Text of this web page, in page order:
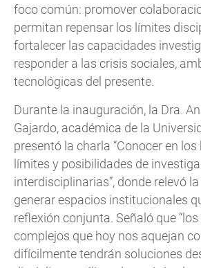
foco común: promover
permitan repensar los límites
fortalecer las capacidades
responder a las crisis sociales,
tecnológicas del presente.
Durante la inauguración, la Dra.
Gajardo, académica de la
presentó la charla “Conocer en
límites y posibilidades de
interdisciplinarias”, donde relevó
generar espacios institucionales
reflexión conjunta. Señaló que
complejos que hoy nos aquejan
difícilmente tendrán soluciones